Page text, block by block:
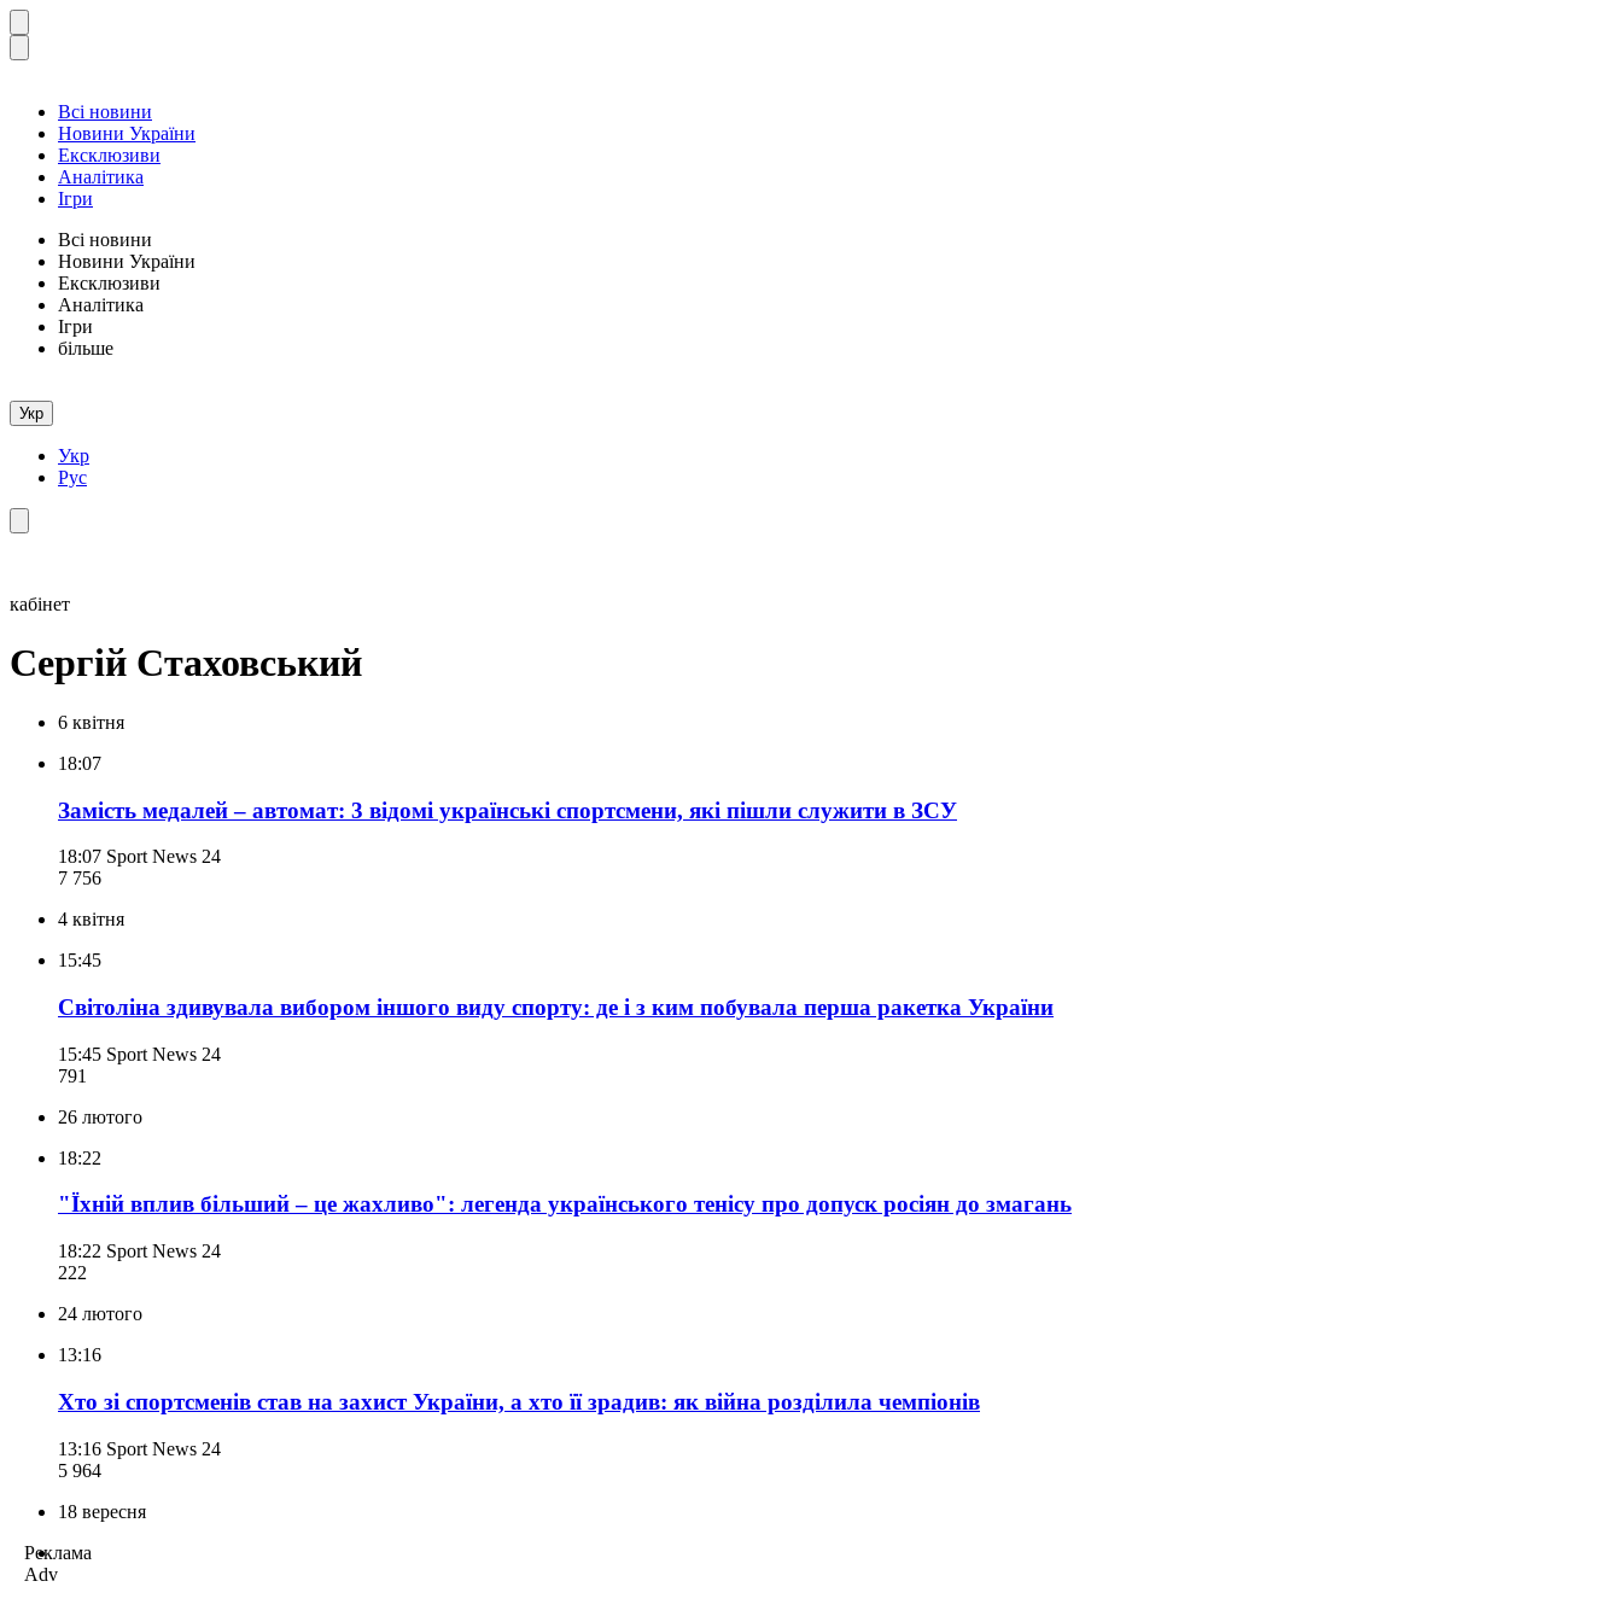
Всі новини
Новини України
Ексклюзиви
Аналітика
Ігри
Всі новини
Новини України
Ексклюзиви
Аналітика
Ігри
більше
Укр
Укр
Рус
кабінет
Сергій Стаховський
6 квітня
18:07
Замість медалей – автомат: 3 відомі українські спортсмени, які пішли служити в ЗСУ
18:07 Sport News 24
7 756
4 квітня
15:45
Світоліна здивувала вибором іншого виду спорту: де і з ким побувала перша ракетка України
15:45 Sport News 24
791
26 лютого
18:22
"Їхній вплив більший – це жахливо": легенда українського тенісу про допуск росіян до змагань
18:22 Sport News 24
222
24 лютого
13:16
Хто зі спортсменів став на захист України, а хто її зрадив: як війна розділила чемпіонів
13:16 Sport News 24
5 964
18 вересня
Реклама
Adv